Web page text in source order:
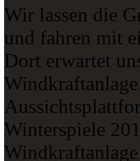
Wir lassen die
und fahren mit
Dort erwartet
Winterspiele